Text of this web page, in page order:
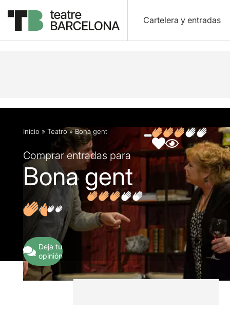
Cartelera y entradas
Descripción Ficha artística Fotos y vídeos
Inicio » Teatro»Bona gent
Comprar entradas para
Bona gent
Deja tu
opinión